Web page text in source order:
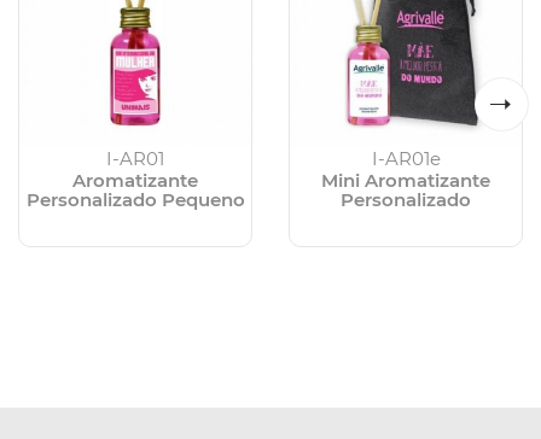
I-AR01
Aromatizante
Personalizado Pequeno
I-AR01e
Mini Aromatizante
Personalizado